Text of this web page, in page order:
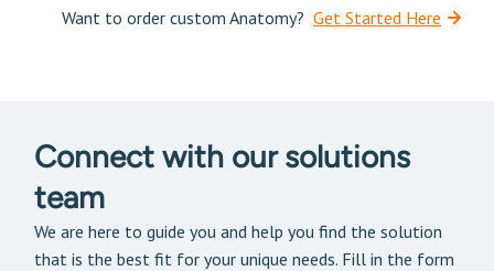
Want to order custom Anatomy? Get Started Here
Connect with our solutions
team
We are here to guide you and help you find the solution
that is the best fit for your unique needs. Fill in the form